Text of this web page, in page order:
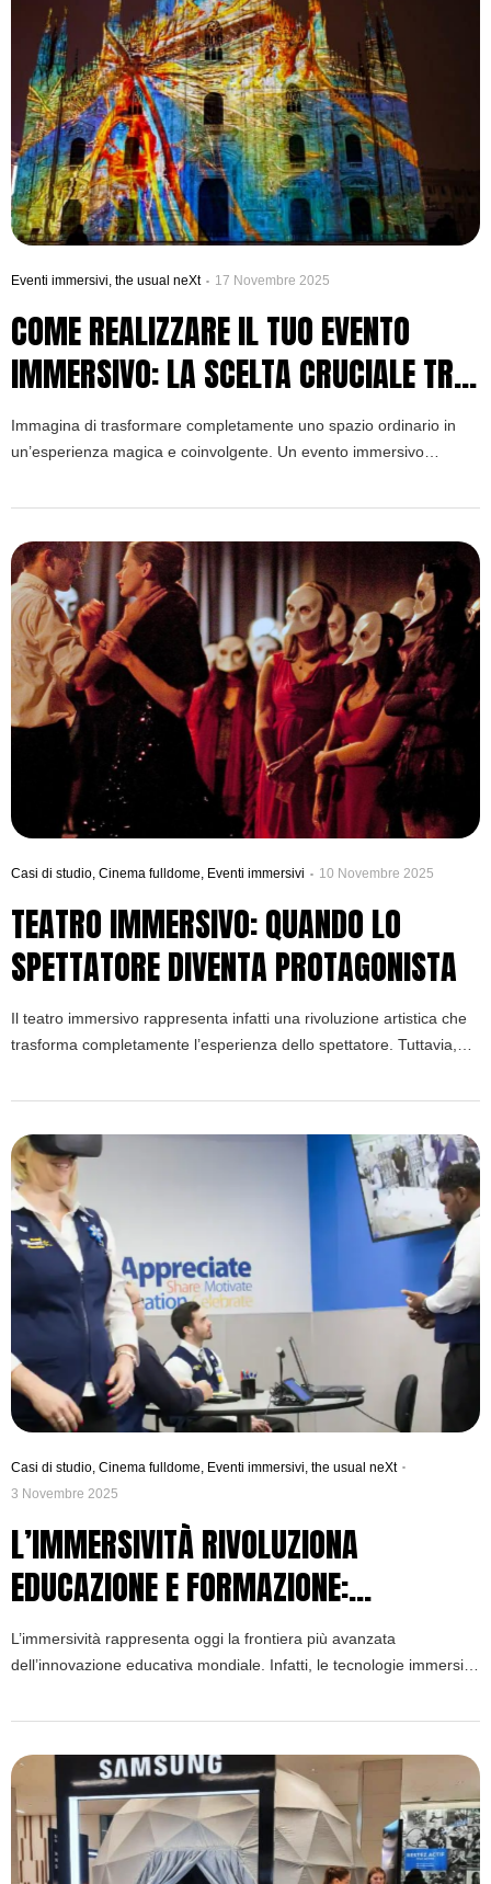
Eventi immersivi the usual neXt 17 Novembre 2025
COME REALIZZARE IL TUO EVENTO
IMMERSIVO: LA SCELTA CRUCIALE TRA
FAI DA TE E PROFESSIONISTI
Immagina di trasformare completamente uno spazio ordinario in
un’esperienza magica e coinvolgente. Un evento immersivo
Inoltre, potresti creare atmosfere straordinarie per eventi aziendali
trova di fronte al dilemma fondamentale: realizzare
autonomamente il tuo […]
Casi di studio, Cinema fulldome, Eventi immersivi 10 Novembre 2025
TEATRO IMMERSIVO: QUANDO LO
SPETTATORE DIVENTA PROTAGONISTA
Il teatro immersivo rappresenta infatti una rivoluzione artistica che
trasforma completamente l’esperienza dello spettatore. Tuttavia,
approfondita delle sue dinamiche. Quindi, le informazioni
“Eventi Immersivi” di Dario Riccio, CEO di the usual neXt. Inoltre,
questo testo esplora come il teatro immersivo stia ridefinendo le arti
performative. Pertanto, scopriremo insieme come questa forma
artistica trasformi infatti gli spettatori in veri protagonisti
dell’esperienza.
Casi di studio Cinema fulldome Eventi immersivi the usual neXt
3 Novembre 2025
L’IMMERSIVITÀ RIVOLUZIONA
EDUCAZIONE E FORMAZIONE:
TECNOLOGIE INNOVATIVE PER
L’APPRENDIMENTO DEL FUTURO
L’immersività rappresenta oggi la frontiera più avanzata
dell’innovazione educativa mondiale. Infatti, le tecnologie immersive
dell’apprendimento tradizionale. Tuttavia, questa rivoluzione non è